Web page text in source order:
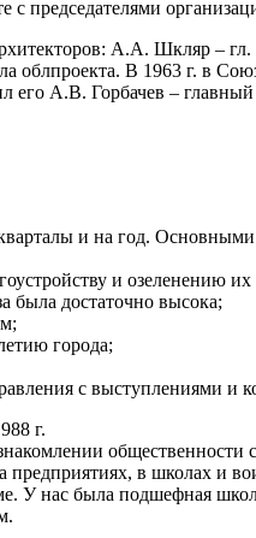
с председателями
А.А. Шкляр –
облпроекта. В 1963 г. в
А.В. Горбачев –
и на год.
и озеленению их
была достаточно высока;
города;
с выступлениями и
г.
общественности
в школах и
У нас была подшефная